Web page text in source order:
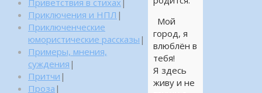
Мой
город, я
влюблён в
тебя!
Я здесь
живу и не
Приветствия в стихах
Приключения и НПЛ |
Приключенческие
юмористические рассказы |
Примеры, мнения,
суждения |
Притчи |
Проза |